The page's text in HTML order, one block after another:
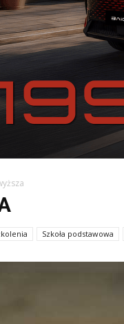
Szkoła podstawowa